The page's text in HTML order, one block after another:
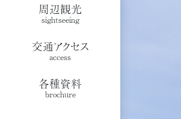
周辺観光
sightseeing
交通アクセス
access
各種資料
brochure